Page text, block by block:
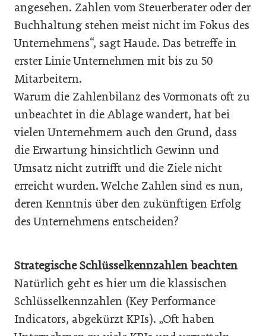
angesehen. Zahlen vom Steuerberater oder der
Buchhaltung stehen meist nicht im Fokus des
Unternehmens“, sagt Haude. Das betreffe in
erster Linie Unternehmen mit bis zu 50
Mitarbeitern.
Warum die Zahlenbilanz des Vormonats oft zu
unbeachtet in die Ablage wandert, hat bei
vielen Unternehmern auch den Grund, dass
die Erwartung hinsichtlich Gewinn und
Umsatz nicht zutrifft und die Ziele nicht
erreicht wurden. Welche Zahlen sind es nun,
deren Kenntnis über den zukünftigen Erfolg
des Unternehmens entscheiden?
Strategische Schlüsselkennzahlen beachten
Natürlich geht es hier um die klassischen
Schlüsselkennzahlen (Key Performance
Indicators, abgekürzt KPIs). „Oft haben